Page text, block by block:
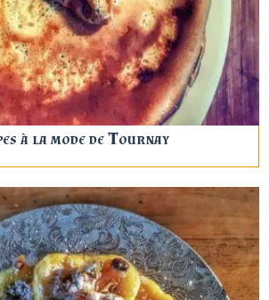
à la mode de Tournay